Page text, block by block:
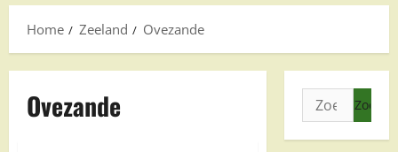
Home
Zeeland Ovezande
Ovezande
Zoeken
naar: